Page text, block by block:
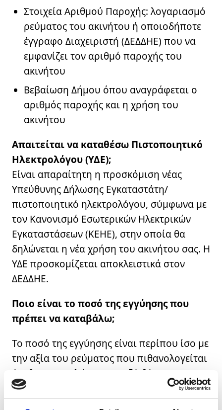
Στοιχεία Αριθμού Παροχής: λογαριασμό
ρεύματος του ακινήτου ή οποιοδήποτε
έγγραφο Διαχειριστή (ΔΕΔΔΗΕ) που να
εμφανίζει τον αριθμό παροχής του
ακινήτου
Βεβαίωση Δήμου όπου αναγράφεται ο
αριθμός παροχής και η χρήση του
ακινήτου
Απαιτείται να καταθέσω Πιστοποιητικό
Ηλεκτρολόγου (ΥΔΕ);
Είναι απαραίτητη η προσκόμιση νέας
Υπεύθυνης Δήλωσης Εγκαταστάτη/
πιστοποιητικό ηλεκτρολόγου, σύμφωνα με
τον Κανονισμό Εσωτερικών Ηλεκτρικών
Εγκαταστάσεων (ΚΕΗΕ), στην οποία θα
δηλώνεται η νέα χρήση του ακινήτου σας. Η
ΥΔΕ προσκομίζεται αποκλειστικά στον
ΔΕΔΔΗΕ.
Ποιο είναι το ποσό της εγγύησης που
πρέπει να καταβάλω;
Το ποσό της εγγύησης είναι περίπου ίσο με
την αξία του ρεύματος που πιθανολογείται
ότι θα καταναλώνετε μεταξύ δύο
διαδοχικών λογαριασμών.
Φόρμα εκδήλωσης
ενδιαφέροντος
Όνομα
Επίθετο
Email
Τηλέφωνο *
Αποδέχομαι τη χρήση των στοιχείων μου από την Volton
και τους συνεργάτες της για την καλύτερη εξυπηρέτησή
μου, σύμφωνα με τηνΠολιτική Προστασίας Προσωπικών
Δεδομένων *
Αποστολή